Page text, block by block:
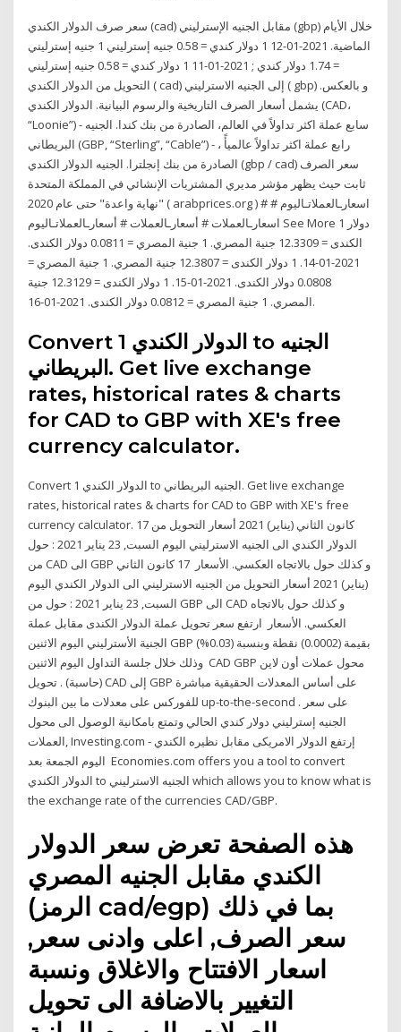
سعر صرف الدولار الكندي (cad) مقابل الجنيه الإسترليني (gbp) خلال الأيام
الماضية. 2021-01-12 1 دولار كندي = 0.58 جنيه إسترليني 1 جنيه إسترليني
= 1.74 دولار كندي ; 2021-01-11 1 دولار كندي = 0.58 جنيه إسترليني
التحويل من الدولار الكندي ( cad) إلى الجنيه الاسترليني ( gbp) و بالعكس.
يشمل أسعار الصرف التاريخية والرسوم البيانية. الدولار الكندي (CAD،
“Loonie”) - سابع عملة اكثر تداولاً في العالم، الصادرة من بنك كندا. الجنيه
البريطاني (GBP, “Sterling”, “Cable”) - رابع عملة اكثر تداولاً عالميأً ،
الصادرة من بنك إنجلترا. الجنيه الدولار الكندي (gbp / cad) سعر الصرف
ثابت حيث يظهر مؤشر مديري المشتريات الإنشائي في المملكة المتحدة
"نهاية واعدة" حتى عام 2020 ( arabprices.org ) # اسعارـالعملاتـاليوم #
اسعارـالعملات # أسعارـالعملات # أسعارـالعملاتـاليوم See More 1 دولار
الكندى = 12.3309 جنية المصري. 1 جنية المصري = 0.0811 دولار الكندى.
2021-01-14. 1 دولار الكندى = 12.3807 جنية المصري. 1 جنية المصري =
0.0808 دولار الكندى. 2021-01-15. 1 دولار الكندى = 12.3129 جنية
المصري. 1 جنية المصري = 0.0812 دولار الكندى. 2021-01-16.
Convert 1 الدولار الكندي to الجنيه
البريطاني. Get live exchange
rates, historical rates & charts
for CAD to GBP with XE's free
currency calculator.
Convert 1 الدولار الكندي to الجنيه البريطاني. Get live exchange
rates, historical rates & charts for CAD to GBP with XE's free
currency calculator. 17 كانون الثاني (يناير) 2021 أسعار التحويل من
الدولار الكندي الى الجنيه الاسترليني اليوم السبت, 23 يناير 2021 : حول
من CAD الى GBP و كذلك حول بالاتجاه العكسي. الأسعار 17 كانون الثاني
(يناير) 2021 أسعار التحويل من الجنيه الاسترليني الى الدولار الكندي اليوم
السبت, 23 يناير 2021 : حول من GBP الى CAD و كذلك حول بالاتجاه
العكسي. الأسعار ارتفع سعر تحويل عملة الدولار الكندى مقابل عملة
الجنية الأسترليني اليوم الاثنين GBP بقيمة (0.0002) نقطة وبنسبة (0.03%)
وذلك خلال جلسة التداول اليوم الاثنين CAD GBP محول عملات أون لاين
(حاسبة) . تحويل CAD إلى GBP على أساس المعدلات الحقيقية مباشرة
للفوركس على معدلات ما بين البنوك up-to-the-second . على سعر
الجنيه إسترليني دولار كندي الحالي وتمتع بامكانية الوصول الى محول
العملات, Investing.com - إرتفع الدولار الامريكى مقابل نظيره الكندي
اليوم الجمعة بعد Economies.com offers you a tool to convert
الدولار الكندي to الجنيه الاسترليني which allows you to know what is
the exchange rate of the currencies CAD/GBP.
هذه الصفحة تعرض سعر الدولار
الكندي مقابل الجنيه المصري
(الرمز cad/egp) بما في ذلك
سعر الصرف, اعلى وادنى سعر,
اسعار الافتتاح والاغلاق ونسبة
التغيير بالاضافة الى تحويل